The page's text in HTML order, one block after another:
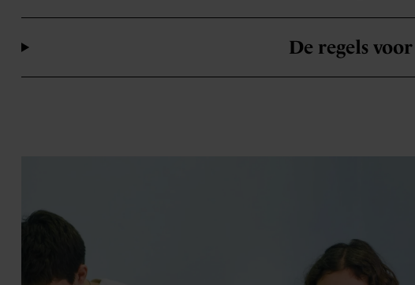
De regels